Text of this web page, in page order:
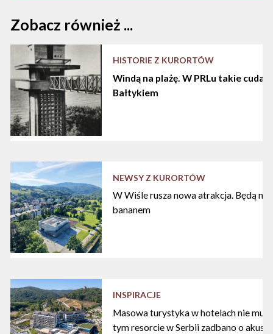
Zobacz również ...
HISTORIE Z KURORTÓW
Windą na plażę. W PRLu takie cuda
Bałtykiem
NEWSY Z KURORTÓW
W Wiśle rusza nowa atrakcja. Będą
bananem
INSPIRACJE
Masowa turystyka w hotelach nie musi
tym resorcie w Serbii zadbano o